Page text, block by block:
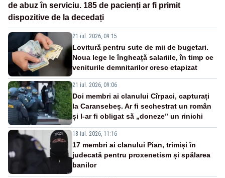
de abuz în serviciu. 185 de pacienți ar fi primit
dispozitive de la decedați
21 iul. 2026, 09:15
Lovitură pentru sute de mii de bugetari.
Noua lege le îngheață salariile, în timp ce
veniturile demnitarilor cresc etapizat
21 iul. 2026, 09:06
Doi membri ai clanului Cîrpaci, capturați
la Caransebeș. Ar fi sechestrat un român
și l-ar fi obligat să „doneze” un rinichi
18 iul. 2026, 11:16
17 membri ai clanului Pian, trimiși în
judecată pentru proxenetism și spălarea
banilor